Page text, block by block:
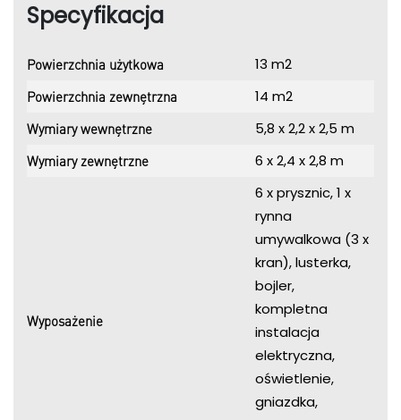
Specyfikacja
Powierzchnia użytkowa 13 m2
Powierzchnia zewnętrzna 14 m2
Wymiary wewnętrzne 5,8 x 2,2 x 2,5 m
Wymiary zewnętrzne 6 x 2,4 x 2,8 m
Wyposażenie
6 x prysznic, 1 x
rynna
umywalkowa (3 x
kran), lusterka,
bojler,
kompletna
instalacja
elektryczna,
oświetlenie,
gniazdka,